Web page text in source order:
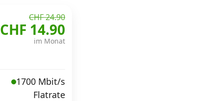
CHF 24.90
CHF 14.90
im Monat
1700 Mbit/s
Flatrate